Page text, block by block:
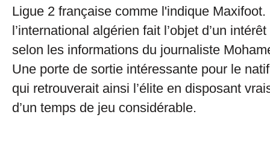
Ligue 2 française comme l'indique
l’international algérien fait l’objet d’un
selon les informations du journaliste
Une porte de sortie intéressante pour le
qui retrouverait ainsi l’élite en disposant
d’un temps de jeu considérable.